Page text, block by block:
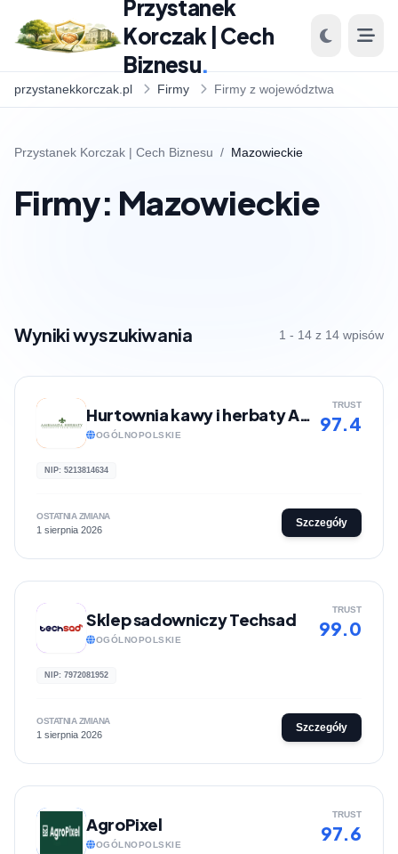
Przystanek
Korczak | Cech
Biznesu.
przystanekkorczak.pl Firmy Firmy z województwa
Przystanek Korczak | Cech Biznesu / Mazowieckie
Firmy: Mazowieckie
Wyniki wyszukiwania 1 - 14 z 14 wpisów
Hurtownia kawy i herbaty Ambasada Herbaty
OGÓLNOPOLSKIE
TRUST
97.4
NIP: 5213814634
OSTATNIA ZMIANA
1 sierpnia 2026
Szczegóły
Sklep sadowniczy Techsad
OGÓLNOPOLSKIE
TRUST
99.0
NIP: 7972081952
OSTATNIA ZMIANA
1 sierpnia 2026
Szczegóły
AgroPixel
OGÓLNOPOLSKIE
TRUST
97.6